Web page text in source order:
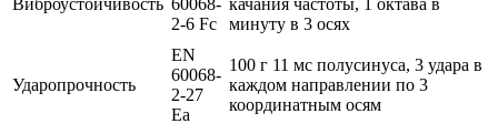
2-6 Fc
минуту в 3 осях
Ударопрочность
EN
60068-
2-27
Ea
100 г 11 мс полусинуса, 3 удара в
каждом направлении по 3
координатным осям